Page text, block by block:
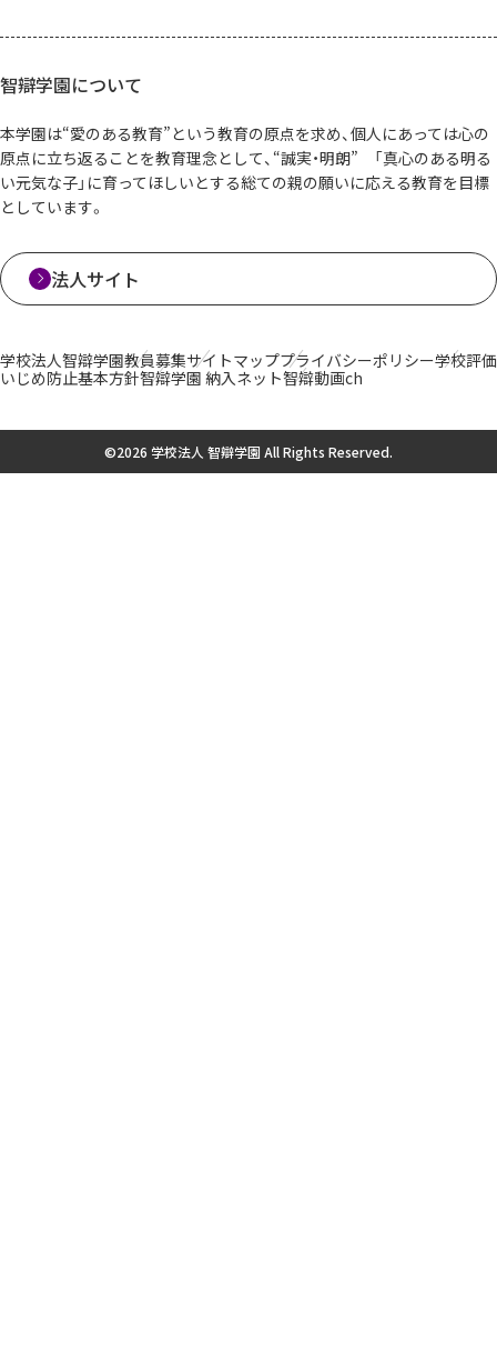
智辯学園について
本学園は“愛のある教育”という教育の原点を求め、個人にあっては心の
原点に立ち返ることを教育理念として、“誠実・明朗” 「真心のある明る
い元気な子」に育ってほしいとする総ての親の願いに応える教育を目標
としています。
法人サイト
学校法人智辯学園教員募集サイトマッププライバシーポリシー学校評価
いじめ防止基本方針智辯学園 納入ネット智辯動画ch
©2026 学校法人 智辯学園 All Rights Reserved.